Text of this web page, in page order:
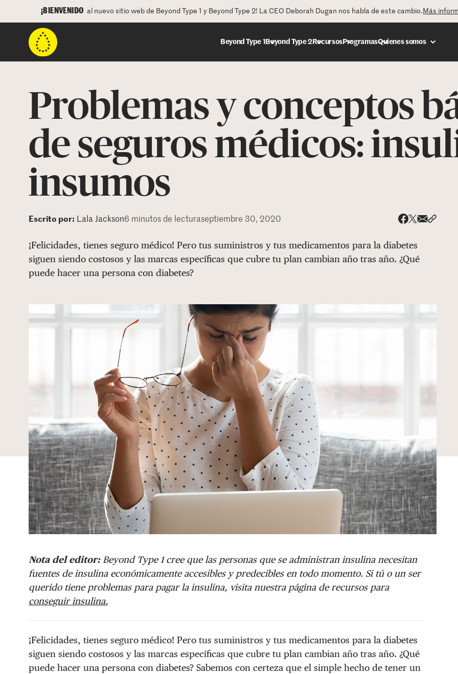
¡BIENVENIDO al nuevo sitio web de Beyond Type 1 y Beyond Type 2! La CEO Deborah Dugan nos habla de este cambio. Más
Beyond Type 1 Beyond Type 2Recursos ProgramasQuienes somos
Problemas y conceptos
de seguros médicos:
insumos
Escrito por: Lala Jackson6 minutos de lecturaseptiembre 30, 2020
¡Felicidades, tienes seguro médico! Pero tus suministros y tus medicamentos para la diabetes
siguen siendo costosos y las marcas específicas que cubre tu plan cambian año tras año. ¿Qué
puede hacer una persona con diabetes?
Nota del editor:Beyond Type 1 cree que las personas que se administran insulina necesitan
fuentes de insulina económicamente accesibles y predecibles en todo momento. Si tú o un ser
querido tiene problemas para pagar la insulina, visita nuestra página de recursos para
conseguir insulina.
¡Felicidades, tienes seguro médico! Pero tus suministros y tus medicamentos para la diabetes
siguen siendo costosos y las marcas específicas que cubre tu plan cambian año tras año. ¿Qué
puede hacer una persona con diabetes? Sabemos con certeza que el simple hecho de tener un